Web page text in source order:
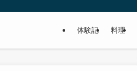
体験記 料理